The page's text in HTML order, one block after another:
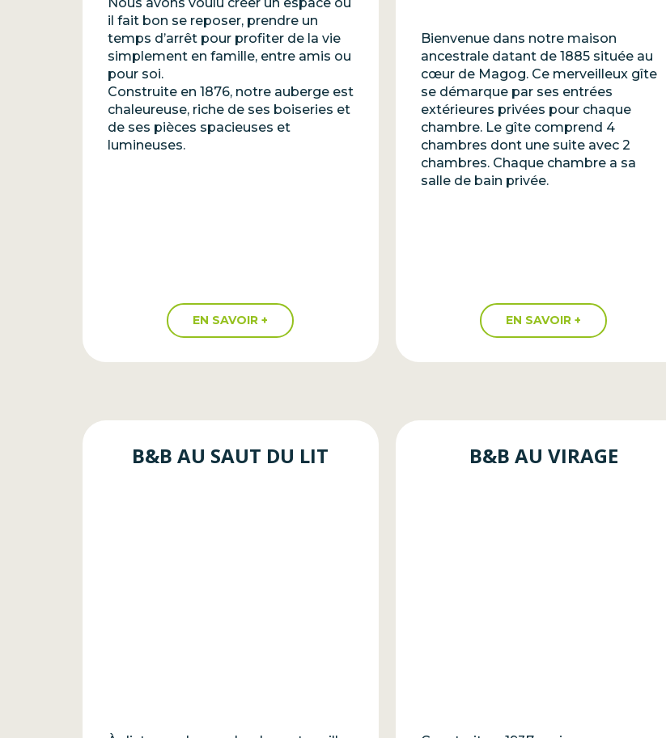
il fait bon se reposer, prendre un
temps d’arrêt pour profiter de la vie
simplement en famille, entre amis ou
pour soi.
Construite en 1876, notre auberge est
chaleureuse, riche de ses boiseries et
de ses pièces spacieuses et
lumineuses.
EN SAVOIR +
Bienvenue dans notre maison
ancestrale datant de 1885 située au
cœur de Magog. Ce merveilleux gîte
se démarque par ses entrées
extérieures privées pour chaque
chambre. Le gîte comprend 4
chambres dont une suite avec 2
chambres. Chaque chambre a sa
salle de bain privée.
EN SAVOIR +
B&B AU SAUT DU LIT B&B AU VIRAGE